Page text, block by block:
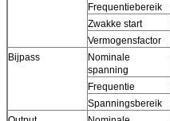
Frequentiebereik
Zwakke start
Vermogensfactor
Bijpass
Nominale
spanning
Frequentie
Spanningsbereik